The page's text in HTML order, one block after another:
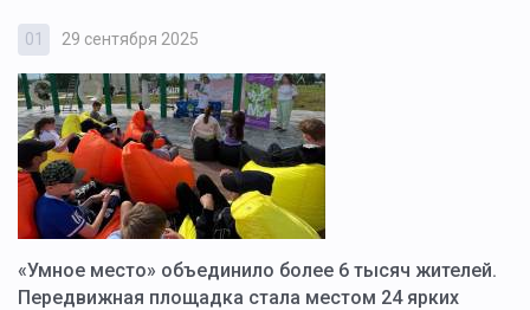
01 29 сентября 2025
«Умное место» объединило более 6 тысяч жителей.
Передвижная площадка стала местом 24 ярких